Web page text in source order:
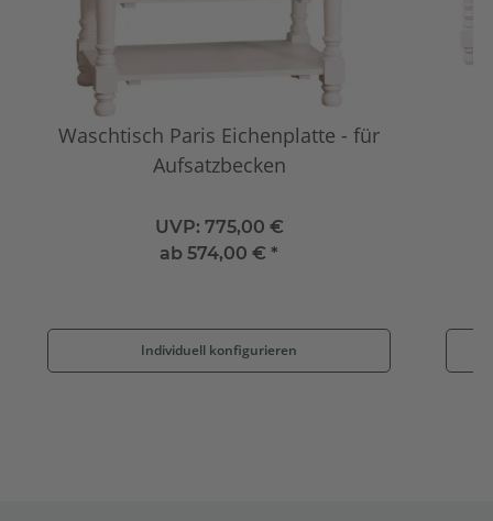
Waschtisch Paris Eichenplatte - für
Aufsatzbecken
UVP: 775,00 €
ab574,00 € *
Individuell konfigurieren